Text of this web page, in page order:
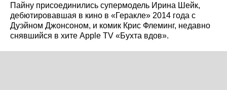
Пайну присоединились супермодель Ирина Шейк,
дебютировавшая в кино в «Геракле» 2014 года с
Дуэйном Джонсоном, и комик Крис Флеминг, недавно
снявшийся в хите Apple TV «Бухта вдов».